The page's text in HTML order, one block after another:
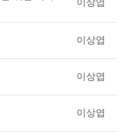
이상엽
이상엽
이상엽